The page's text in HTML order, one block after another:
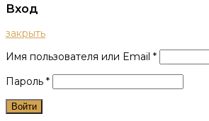
Вход
закрыть
Имя пользователя или Email *
Пароль *
Войти